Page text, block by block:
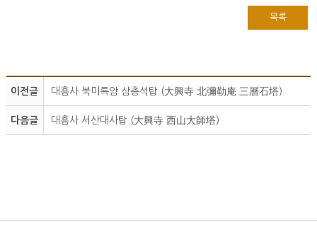
목록
이전글 대흥사 북미륵암 삼층석탑 (大興寺 北彌勒庵 三層石塔)
다음글 대흥사 서산대사탑 (大興寺 西山大師塔)